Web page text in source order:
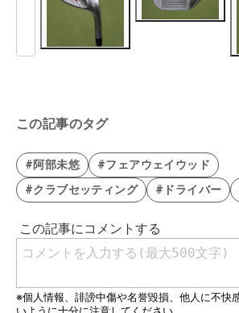
この記事のタグ
#阿部未悠
#フェアウェイウッド
#クラブセッティング
#ドライバー